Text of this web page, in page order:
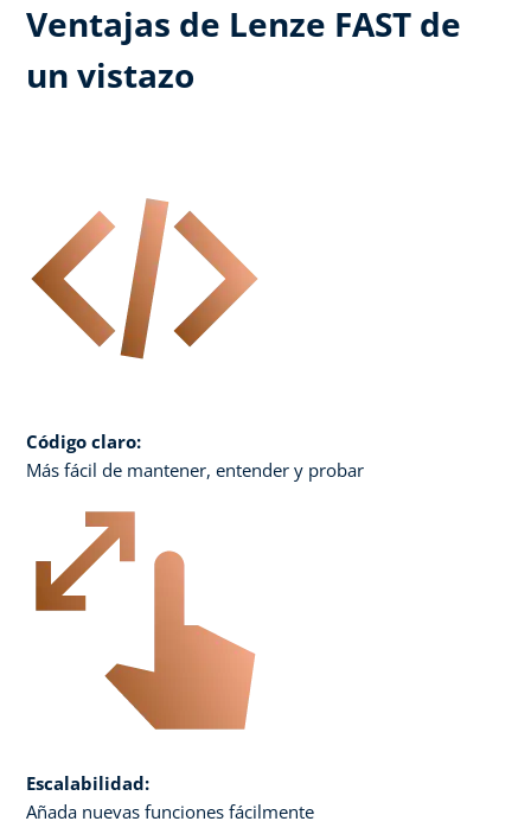
Ventajas de Lenze FAST de
un vistazo
Código claro:
Más fácil de mantener, entender y probar
Escalabilidad:
Añada nuevas funciones fácilmente